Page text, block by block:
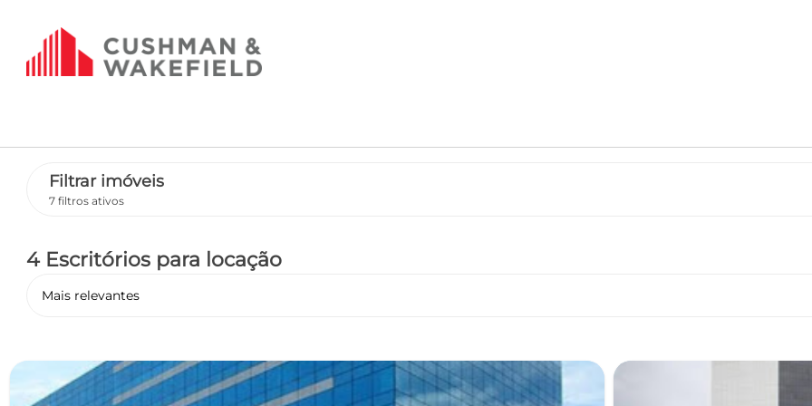
Filtrar imóveis
7 filtros ativos
4 Escritórios para locação
Mais relevantes